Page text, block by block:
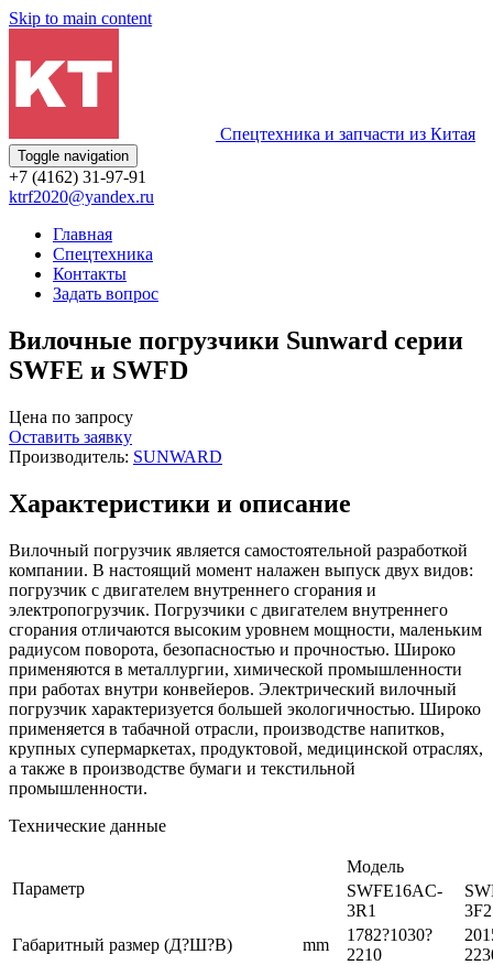
Skip to main content
Спецтехника и запчасти из Китая
Toggle navigation
+7 (4162) 31-97-91
ktrf2020@yandex.ru
Главная
Спецтехника
Контакты
Задать вопрос
Вилочные погрузчики Sunward серии
SWFE и SWFD
Цена по запросу
Оставить заявку
Производитель: SUNWARD
Характеристики и описание
Вилочный погрузчик является самостоятельной разработкой
компании. В настоящий момент налажен выпуск двух видов:
погрузчик с двигателем внутреннего сгорания и
электропогрузчик. Погрузчики с двигателем внутреннего
сгорания отличаются высоким уровнем мощности, маленьким
радиусом поворота, безопасностью и прочностью. Широко
применяются в металлургии, химической промышленности
при работах внутри конвейеров. Электрический вилочный
погрузчик характеризуется большей экологичностью. Широко
применяется в табачной отрасли, производстве напитков,
крупных супермаркетах, продуктовой, медицинской отраслях,
а также в производстве бумаги и текстильной
промышленности.
Технические данные
Параметр
Модель
SWFE16AC-
3R1
3F2
Габаритный размер (Д?Ш?В)
mm
1782?1030?
2210